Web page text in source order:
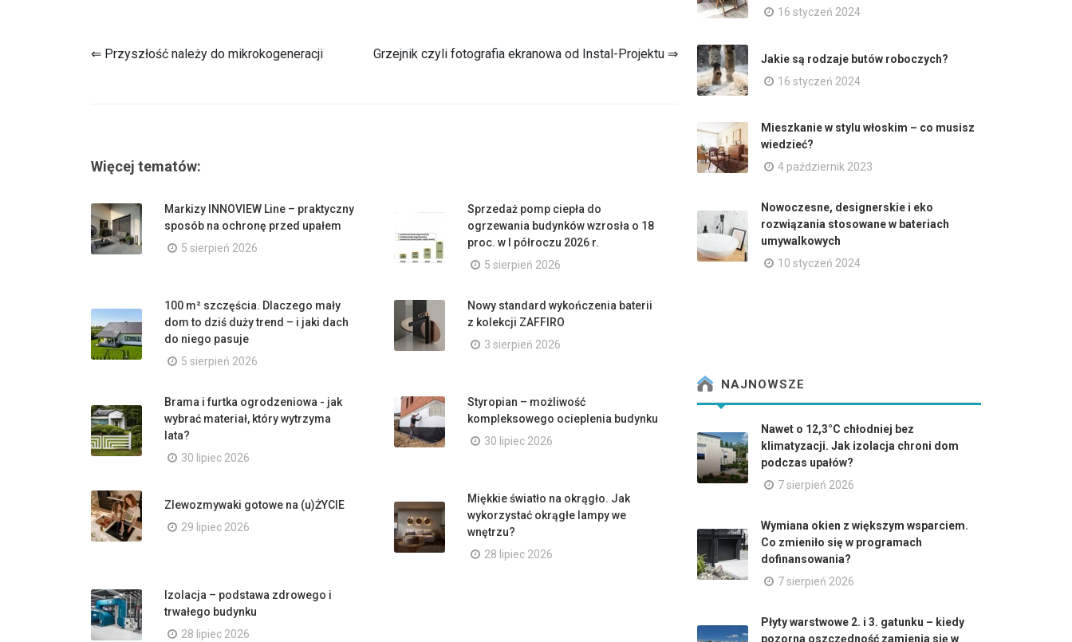
⇐ Przyszłość należy do mikrokogeneracji Grzejnik czyli fotografia ekranowa od Instal-Projektu ⇒
Więcej tematów:
Markizy INNOVIEW Line – praktyczny
sposób na ochronę przed upałem
5 sierpień 2026
Sprzedaż pomp ciepła do
ogrzewania budynków wzrosła o 18
proc. w I półroczu 2026 r.
5 sierpień 2026
100 m² szczęścia. Dlaczego mały
dom to dziś duży trend – i jaki dach
do niego pasuje
5 sierpień 2026
Nowy standard wykończenia baterii
z kolekcji ZAFFIRO
3 sierpień 2026
Brama i furtka ogrodzeniowa - jak
wybrać materiał, który wytrzyma
lata?
30 lipiec 2026
Styropian – możliwość
kompleksowego ocieplenia budynku
30 lipiec 2026
Zlewozmywaki gotowe na (u)ŻYCIE
29 lipiec 2026
Miękkie światło na okrągło. Jak
wykorzystać okrągłe lampy we
wnętrzu?
28 lipiec 2026
Izolacja – podstawa zdrowego i
trwałego budynku
28 lipiec 2026
16 styczeń 2024
Jakie są rodzaje butów roboczych?
16 styczeń 2024
Mieszkanie w stylu włoskim – co musisz
wiedzieć?
4 październik 2023
Nowoczesne, designerskie i eko
rozwiązania stosowane w bateriach
umywalkowych
10 styczeń 2024
NAJNOWSZE
Nawet o 12,3°C chłodniej bez
klimatyzacji. Jak izolacja chroni dom
podczas upałów?
7 sierpień 2026
Wymiana okien z większym wsparciem.
Co zmieniło się w programach
dofinansowania?
7 sierpień 2026
Płyty warstwowe 2. i 3. gatunku – kiedy
pozorna oszczędność zamienia się w